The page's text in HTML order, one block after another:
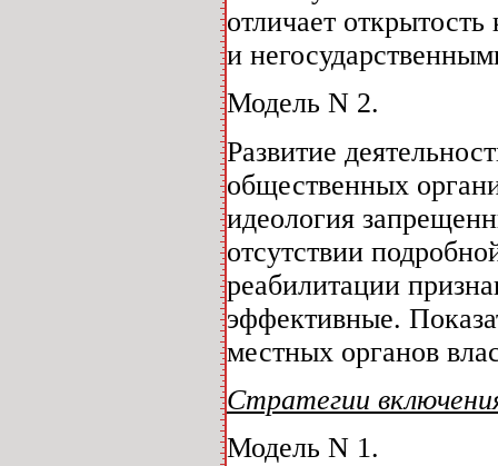
отличает
и
Модель N 2.
Развитие
общественных
идеология
отсутствии
реабилитации
эффективные.
местных органов
Стратегии
Модель N 1.